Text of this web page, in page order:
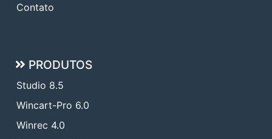
Contato
PRODUTOS
Studio 8.5
Wincart-Pro 6.0
Winrec 4.0